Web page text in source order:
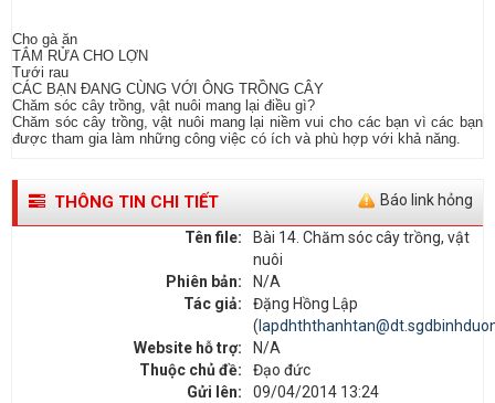
Cho gà ăn
TẮM RỬA CHO LỢN
Tưới rau
CÁC BẠN ĐANG CÙNG VỚI ÔNG TRỒNG CÂY
Chăm sóc cây trồng, vật nuôi mang lại điều gì?
Chăm sóc cây trồng, vật nuôi mang lại niềm vui cho các bạn vì các bạn
được tham gia làm những công việc có ích và phù hợp với khả năng.
Báo link hỏng
THÔNG TIN CHI TIẾT
Tên file:
Bài 14. Chăm sóc cây trồng, vật
nuôi
Phiên bản:
N/A
Tác giả:
Đặng Hồng Lập
(
Website hỗ trợ:
N/A
Thuộc chủ đề:
Đạo đức
Gửi lên:
09/04/2014 13:24